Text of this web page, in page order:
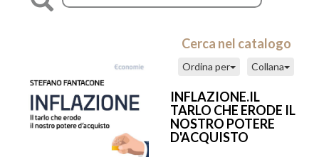
Cerca nel catalogo
Collana
Ordina per
INFLAZIONE.IL
TARLO CHE ERODE IL
NOSTRO POTERE
D'ACQUISTO